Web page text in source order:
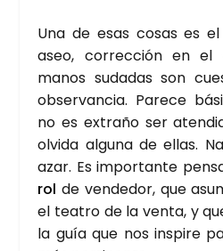
Una de esas cosas es el
aseo, correc­ción en
manos suda­das son
obser­van­cia. Pare­ce
no es extra­ño ser
olvi­da algu­na de ellas.
azar. Es impor­tan­te
rol de ven­de­dor, que
el tea­tro de la ven­ta, y
la guía que nos ins­pi­re